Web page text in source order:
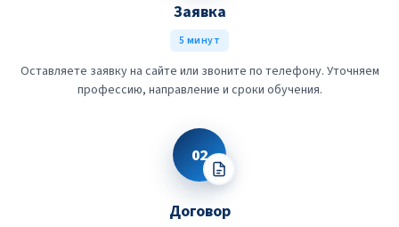
Заявка
5 минут
Оставляете заявку на сайте или звоните по телефону. Уточняем
профессию, направление и сроки обучения.
02
Договор